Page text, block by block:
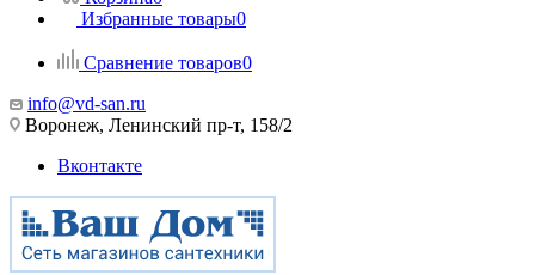
Избранные товары0
Сравнение товаров0
info@vd-san.ru
Воронеж, Ленинский пр-т, 158/2
Вконтакте